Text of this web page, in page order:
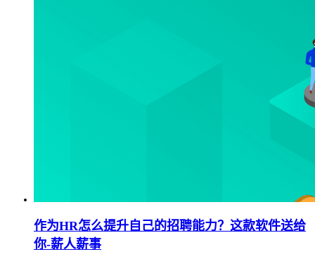
作为HR怎么提升自己的招聘能力？这款软件送给
你-薪人薪事